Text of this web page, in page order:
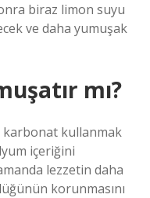
biraz limon suyu
ve daha yumuşak
mı?
karbonat kullanmak
içeriğini
lezzetin daha
korunmasını